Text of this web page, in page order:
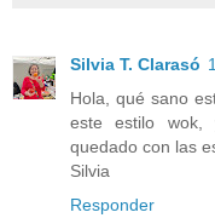
Silvia T. Clarasó
Hola, qué sano
este estilo wok,
quedado con las
Silvia
Responder